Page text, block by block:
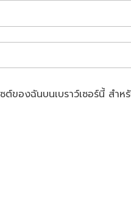
ต์ของฉันบนเบราว์เซอร์นี้ สำ